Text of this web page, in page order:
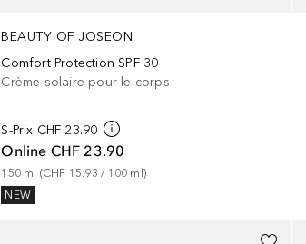
BEAUTY OF JOSEON
Comfort Protection SPF 30
Crème solaire pour le corps
S-Prix CHF 23.90
Online CHF 23.90
150 ml (CHF 15.93 / 100 ml)
NEW